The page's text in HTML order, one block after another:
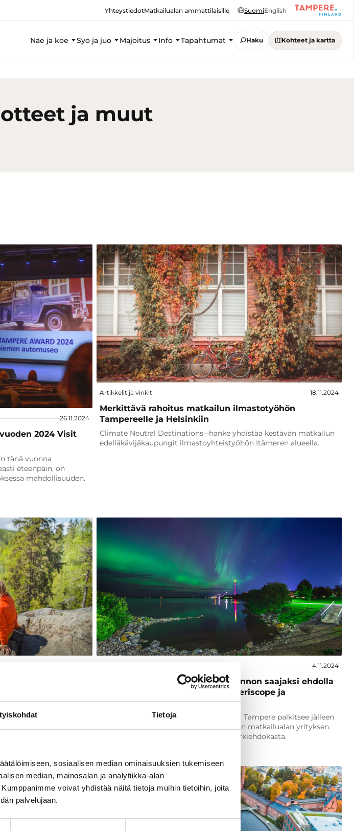
Tietoja
sosiaalisen median ominaisuuksien tukemiseen
median, mainosalan ja analytiikka-alan
voivat yhdistää näitä tietoja muihin tietoihin, joita
palvelujaan.
YhteystiedotMatkailualan ammattilaisille SuomiEnglish
Näe ja koe Syö ja juo Majoitus Info Tapahtumat Haku Kohteet ja kartta
ja muut
26.11.2024
2024 Visit
tänä vuonna
eteenpäin, on
mahdollisuuden.
Artikkelit ja vinkit 18.11.2024
Merkittävä rahoitus matkailun ilmastotyöhön
Tampereelle ja Helsinkiin
Climate Neutral Destinations –hanke yhdistää kestävän matkailun
edelläkävijäkaupungit ilmastoyhteistyöhön Itämeren alueella.
vuoden
suomalaisen
4.11.2024
Visit Tampere Award 2024 -palkinnon saajaksi ehdolla
Kesäpäivä Rent & Adventures, Periscope ja
Vehoniemen automuseo
Matkailun asiantuntijaorganisaatio Visit Tampere palkitsee jälleen
Visit Tampere Award -palkinnolla seudun matkailualan yrityksen.
Palkinnon saajaksi on ehdolla kolme kärkiehdokasta.